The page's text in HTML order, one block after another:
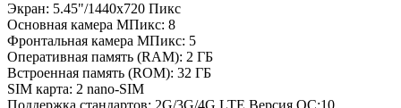
Экран: 5.45"/1440x720 Пикс
Основная камера МПикс: 8
Фронтальная камера МПикс: 5
Оперативная память (RAM): 2 ГБ
Встроенная память (ROM): 32 ГБ
SIM карта: 2 nano-SIM